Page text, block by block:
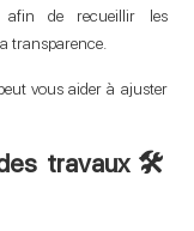
afin de recueillir les
transparence.
vous aider à ajuster
travaux 🛠️